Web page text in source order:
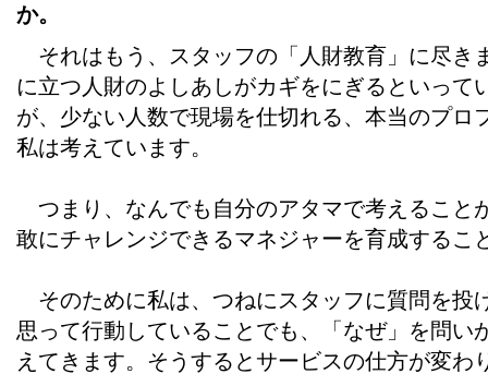
か。
それはもう、スタッフの「人財教育」に尽き
に立つ人財のよしあしがカギをにぎるといって
が、少ない人数で現場を仕切れる、本当のプロ
私は考えています。
つまり、なんでも自分のアタマで考えること
敢にチャレンジできるマネジャーを育成するこ
そのために私は、つねにスタッフに質問を投
思って行動していることでも、「なぜ」を問い
えてきます。そうするとサービスの仕方が変わ